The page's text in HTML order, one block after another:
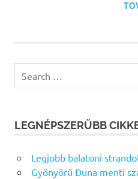
for:
LEGNÉPSZERŰBB
Legjobb balatoni
Gyönyörű Duna menti